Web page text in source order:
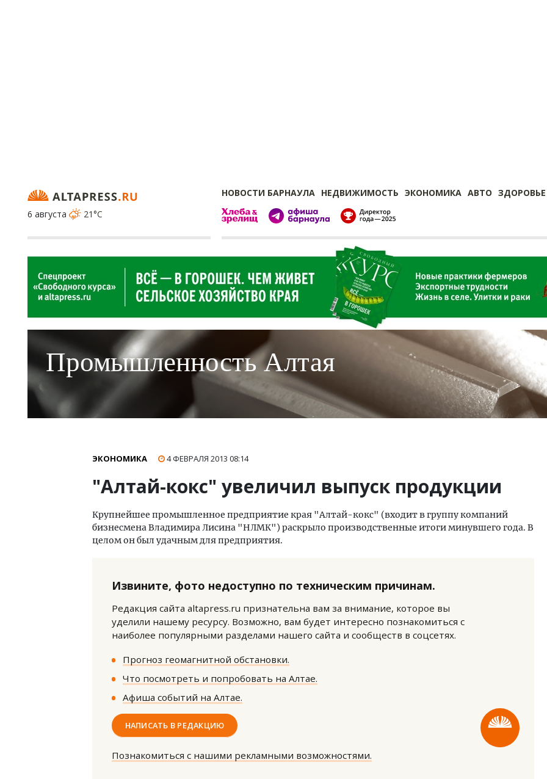
НОВОСТИ БАРНАУЛА НЕДВИЖИМОСТЬ ЭКОНОМИКА АВТО ЗДОРОВЬЕ
6 августа
21°C
Промышленность Алтая
ЭКОНОМИКА 4 ФЕВРАЛЯ 2013 08:14
"Алтай-кокс" увеличил выпуск продукции
Крупнейшее промышленное предприятие края "Алтай-кокс" (входит в группу компаний
бизнесмена Владимира Лисина "НЛМК") раскрыло производственные итоги минувшего года. В
целом он был удачным для предприятия.
Извините, фото недоступно по техническим причинам.
Редакция сайта altapress.ru признательна вам за внимание, которое вы
уделили нашему ресурсу. Возможно, вам будет интересно познакомиться с
наиболее популярными разделами нашего сайта и сообществ в соцсетях.
Прогноз геомагнитной обстановки.
Что посмотреть и попробовать на Алтае.
Афиша событий на Алтае.
НАПИСАТЬ В РЕДАКЦИЮ
Познакомиться с нашими рекламными возможностями.
Каким будет новый бутик-отель
земли. Мощение крупноформатными
Смелость архитектурных